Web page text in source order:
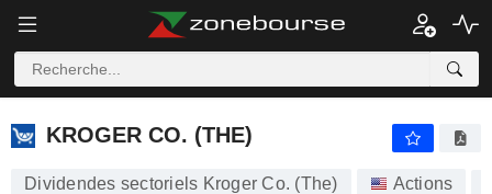
KROGER CO. (THE)
KROGER CO. (THE)
Dividendes sectoriels Kroger Co. (The) Actions